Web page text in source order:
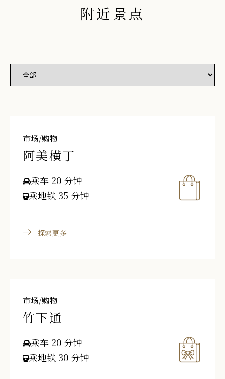
附近景点
市场/购物
阿美横丁
乘车 20 分钟
乘地铁 35 分钟
探索更多
市场/购物
竹下通
乘车 20 分钟
乘地铁 30 分钟